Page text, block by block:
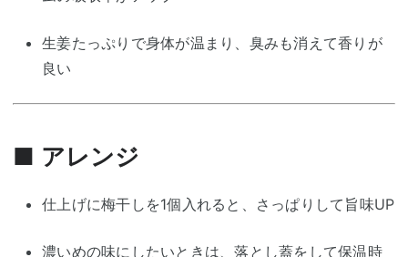
生姜たっぷりで身体が温まり、臭みも消えて香りが
良い
■ アレンジ
仕上げに梅干しを1個入れると、さっぱりして旨味UP
濃いめの味にしたいときは、落とし蓋をして保温時